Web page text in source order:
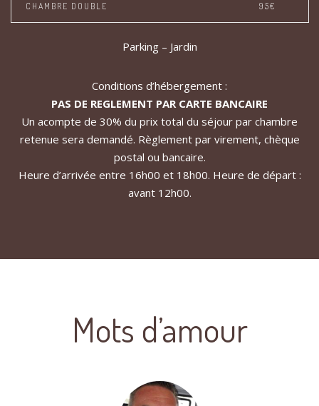
CHAMBRE DOUBLE 95€
Parking – Jardin
Conditions d’hébergement :
PAS DE REGLEMENT PAR CARTE BANCAIRE
Un acompte de 30% du prix total du séjour par chambre
retenue sera demandé. Règlement par virement, chèque
postal ou bancaire.
Heure d’arrivée entre 16h00 et 18h00. Heure de départ :
avant 12h00.
Mots d’amour